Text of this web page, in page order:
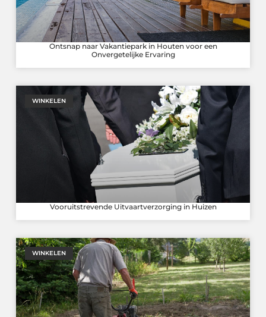
Ontsnap naar Vakantiepark in Houten voor een
Onvergetelijke Ervaring
WINKELEN
Vooruitstrevende Uitvaartverzorging in Huizen
WINKELEN